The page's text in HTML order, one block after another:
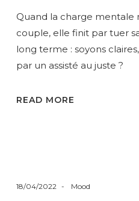
Quand la charge mentale
couple, elle finit par tuer
long terme : soyons
par un assisté au juste ?
READ MORE
18/04/2022 Mood